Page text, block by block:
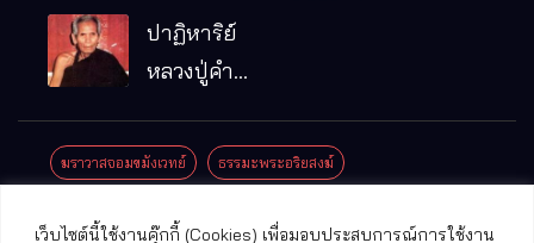
เว็บไซต์นี้ใช้งานคุ๊กกี้ (Cookies) เพื่อมอบประสบการณ์การใช้งาน
รมฐาน
คุณ (หลวง
ปู่บัวเกตุ
แล้ว วัดป่า
ปาฏิหาริย์
หลวงปู่คำ
มณี
ฆราวาสจอมขมังเวทย์ ธรรมะพระอริยสงฆ์